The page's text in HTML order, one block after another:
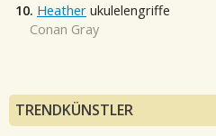
10. Heather ukulelengriffe
Conan Gray
TRENDKÜNSTLER